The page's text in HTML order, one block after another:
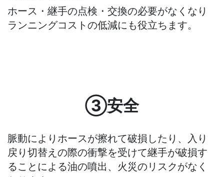
ホース・継手の点検・交換の必要がなくなり
ランニングコストの低減にも役立ちます。
③安全
脈動によりホースが擦れて破損したり、入り
戻り切替えの際の衝撃を受けて継手が破損す
ることによる油の噴出、火災のリスクがなく